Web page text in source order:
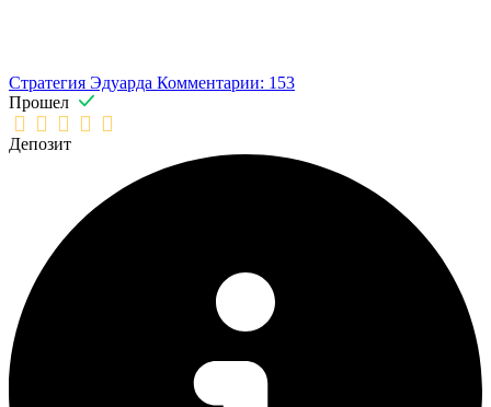
Стратегия Эдуарда Комментарии: 153
Прошел
Депозит